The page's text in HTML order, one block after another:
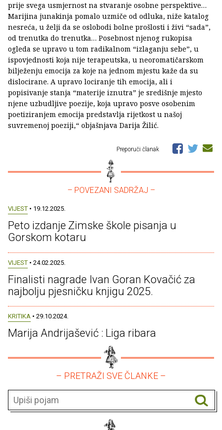
prije svega usmjernost na stvaranje osobne perspektive…
Marijina junakinja pomalo uzmiče od odluka, niže katalog
nesreća, u želji da se oslobodi bolne prošlosti i živi “sada”,
od trenutka do trenutka… Posebnost njenog rukopisa
ogleda se upravo u tom radikalnom “izlaganju sebe”, u
ispovjednosti koja nije terapeutska, u neoromatičarskom
bilježenju emocija za koje na jednom mjestu kaže da su
dislocirane. A upravo lociranje tih emocija, ali i
popisivanje stanja “materije iznutra” je središnje mjesto
njene uzbudljive poezije, koja upravo posve osobenim
poetiziranjem emocija predstavlja rijetkost u našoj
suvremenoj poeziji,“ objašnjava Darija Žilić.
Preporuči članak
– POVEZANI SADRŽAJ –
VIJEST • 19.12.2025.
Peto izdanje Zimske škole pisanja u
Gorskom kotaru
VIJEST • 24.02.2025.
Finalisti nagrade Ivan Goran Kovačić za
najbolju pjesničku knjigu 2025.
KRITIKA • 29.10.2024.
Marija Andrijašević : Liga ribara
– PRETRAŽI SVE ČLANKE –